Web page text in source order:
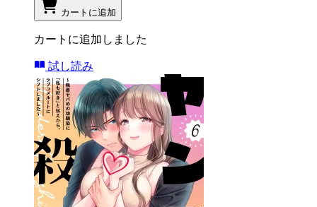
カートに追加
カートに追加しました
試し読み